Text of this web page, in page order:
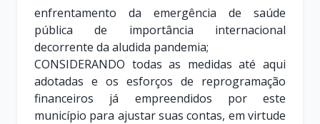
enfrentamento da emergência de saúde
pública de importância internacional
decorrente da aludida pandemia;
CONSIDERANDO todas as medidas até aqui
adotadas e os esforços de reprogramação
financeiros já empreendidos por este
município para ajustar suas contas, em virtude